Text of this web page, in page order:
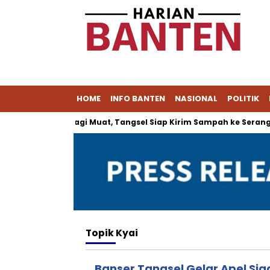
HOME INFO BANTEN NASIONAL POLITIK
Tak Lagi Muat, Tangsel Siap Kirim Sampah ke Serang
TopikKyai